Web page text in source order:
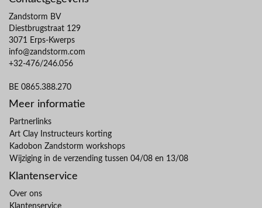
Zandstorm BV
Diestbrugstraat 129
3071 Erps-Kwerps
info@zandstorm.com
+32-476/246.056
BE 0865.388.270
Meer informatie
Partnerlinks
Art Clay Instructeurs korting
Kadobon Zandstorm workshops
Wijziging in de verzending tussen 04/08 en 13/08
Klantenservice
Over ons
Klantenservice